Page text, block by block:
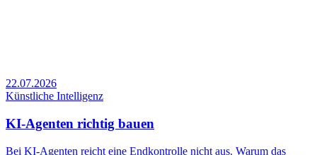
22.07.2026
Künstliche Intelligenz
KI-Agenten richtig bauen
Bei KI-Agenten reicht eine Endkontrolle nicht aus. Warum das